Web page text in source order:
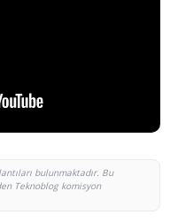
bulunmaktadır. Bu
Teknoblog komisyon